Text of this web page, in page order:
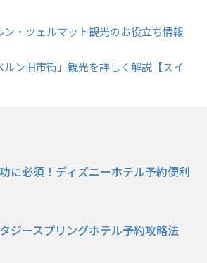
ン・ツェルマット観光のお役立ち情報
ルン旧市街」観光を詳しく解説【スイ
に必須！ディズニーホテル予約便利
ジースプリングホテル予約攻略法